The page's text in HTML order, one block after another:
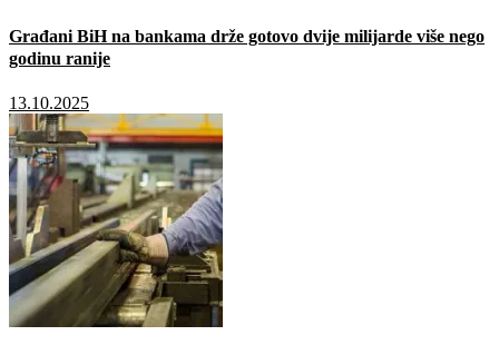
Građani BiH na bankama drže gotovo dvije milijarde više nego
godinu ranije
13.10.2025